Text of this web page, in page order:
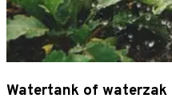
Watertank of waterzak